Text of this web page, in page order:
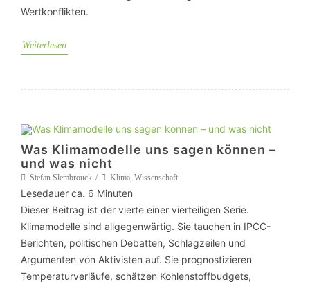
Wertkonflikten.
Weiterlesen
Was Klimamodelle uns sagen können –
und was nicht
Stefan Slembrouck Klima, Wissenschaft
Lesedauer ca. 6 Minuten
Dieser Beitrag ist der vierte einer vierteiligen Serie.
Klimamodelle sind allgegenwärtig. Sie tauchen in IPCC-
Berichten, politischen Debatten, Schlagzeilen und
Argumenten von Aktivisten auf. Sie prognostizieren
Temperaturverläufe, schätzen Kohlenstoffbudgets,